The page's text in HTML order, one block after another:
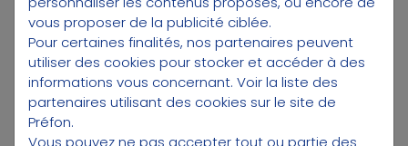
DU PRINCIPE À LA MISE EN ŒUVRE :
UN CADRE PARTAGÉ AVEC NOS
vous proposer de la publicité ciblée.
Pour certaines finalités, nos partenaires peuvent
utiliser des cookies pour stocker et accéder à des
informations vous concernant. Voir la liste des
partenaires utilisant des cookies sur le site de
Préfon.
Vous pouvez ne pas accepter tout ou partie des